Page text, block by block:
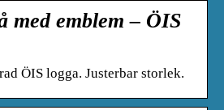
med emblem – ÖIS
ÖIS logga. Justerbar storlek.